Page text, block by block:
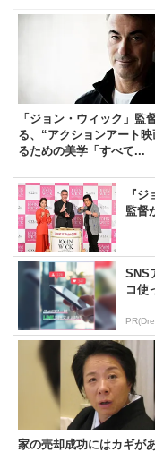
「ジョン・ウィック」監
る、“アクションアート
るための美学「すべて...
『
監督
SNS
コ使
家の売却成功にはカギが